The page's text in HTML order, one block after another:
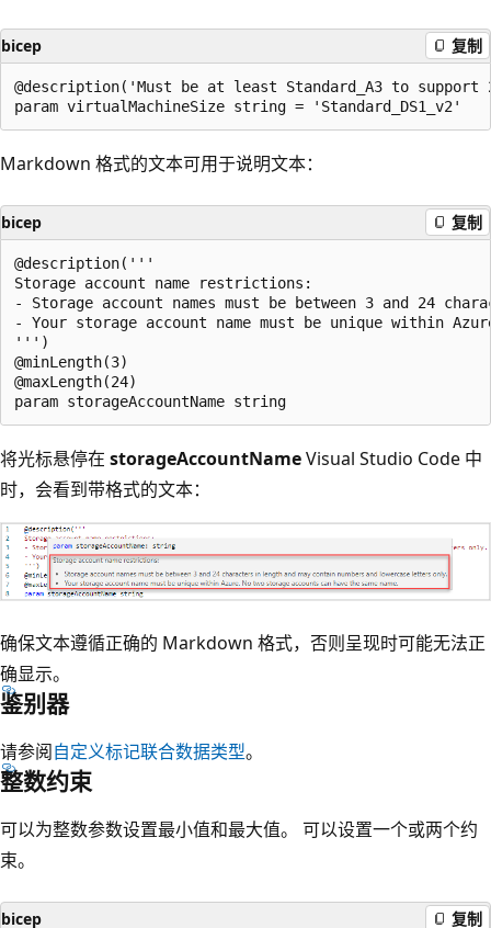
bicep 复制
@description('Must be at least Standard_A3 to support
Markdown 格式的文本可用于说明文本：
bicep 复制
@description('''
Storage account name restrictions:
- Storage account names must be between 3 and 24
- Your storage account name must be unique within
''')
@minLength(3)
@maxLength(24)
将光标悬停在 storageAccountNameVisual Studio Code 中
时，会看到带格式的文本：
确保文本遵循正确的 Markdown 格式，否则呈现时可能无法正
确显示。
鉴别器
请参阅自定义标记联合数据类型。
整数约束
可以为整数参数设置最小值和最大值。 可以设置一个或两个约
束。
bicep 复制